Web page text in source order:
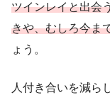
ツインレイと出会
きや、むしろ今ま
ょう。
人付き合いを減ら